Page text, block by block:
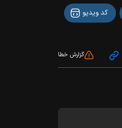
کد ویدیو
گزارش خطا